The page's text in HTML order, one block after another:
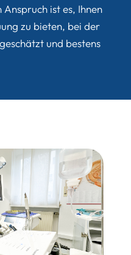
ist es, Ihnen
zu bieten, bei der
und bestens